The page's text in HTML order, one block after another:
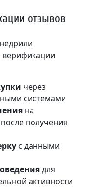
отзывов
верификации
через
системами
на
получения
с данными
для
активности